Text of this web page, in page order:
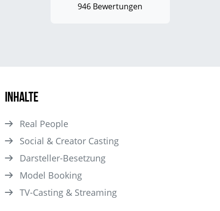
946 Bewertungen
Inhalte
Real People
Social & Creator Casting
Darsteller­-Besetzung
Model Booking
TV-Casting & Streaming